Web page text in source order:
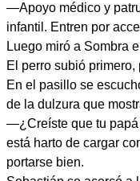
—Apoyo médico y
infantil. Entren por
Luego miró a Sombra
El perro subió
En el pasillo se
de la dulzura que
—¿Creíste que tu papá
está harto de cargar
portarse bien.